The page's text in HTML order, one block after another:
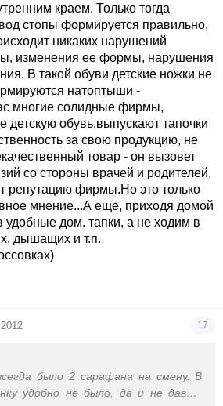
краем. Только тогда
стопы формируется правильно,
никаких нарушений
изменения ее формы, нарушения
В такой обуви детские ножки не
натоптыши -
многие солидные фирмы,
детскую обувь,выпускают тапочки
за свою продукцию, не
товар - он вызовет
со стороны врачей и родителей,
репутацию фирмы.Но это только
мнение...А еще, приходя домой
дом. тапки, а не ходим в
дышащих и т.п.
17
было 2 сарафана на смену. В
удобно не было, да и не давит